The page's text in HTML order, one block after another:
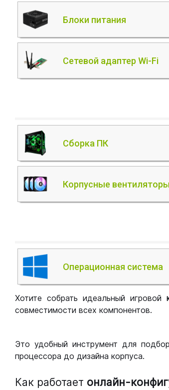
Блоки питания
Сетевой адаптер Wi-Fi
Сборка ПК
Корпусные вентиляторы
Операционная система
Хотите собрать идеальный игровой
совместимости всех компонентов.
Это удобный инструмент для
процессора до дизайна корпуса.
Как работает онлайн-